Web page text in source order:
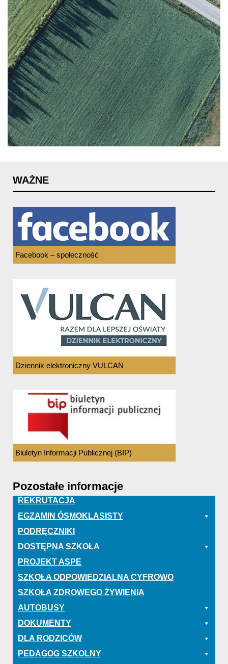
WAŻNE
Facebook – społeczność
Dziennik elektroniczny VULCAN
Biuletyn Informacji Publicznej (BIP)
Pozostałe informacje
REKRUTACJA
EGZAMIN ÓSMOKLASISTY
PODRĘCZNIKI
DOSTĘPNA SZKOŁA
PROJEKT ASPE
SZKOŁA ODPOWIEDZIALNA CYFROWO
SZKOŁA ZDROWEGO ŻYWIENIA
AUTOBUSY
DOKUMENTY
DLA RODZICÓW
PEDAGOG SZKOLNY